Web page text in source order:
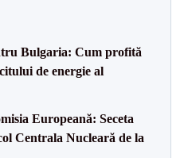
Bulgaria: Cum profită
de energie al
Europeană: Seceta
Centrala Nucleară de la